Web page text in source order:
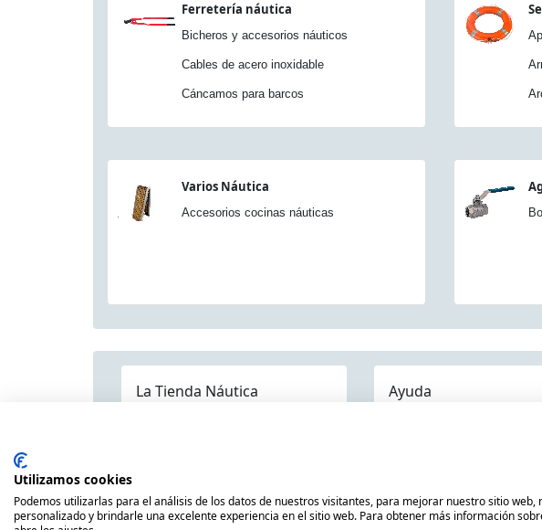
Ferretería náutica
Bicheros y accesorios náuticos
Cables de acero inoxidable
Cáncamos para barcos
Varios Náutica
Accesorios cocinas náuticas
La Tienda Náutica
Náuticas
Nuestras Marcas
Ayuda
Aviso Legal
Utilizamos cookies
Podemos utilizarlas para el análisis de los datos de nuestros visitantes, para mejorar nuestro sitio web,
personalizado y brindarle una excelente experiencia en el sitio web. Para obtener más información